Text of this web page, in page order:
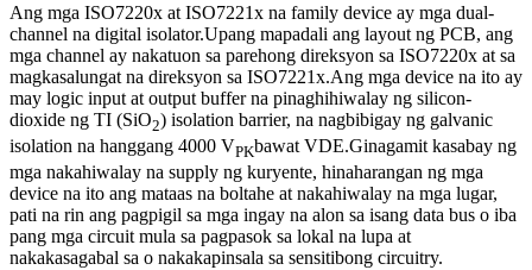
Ang mga ISO7220x at ISO7221x na family device ay mga dual-
channel na digital isolator.Upang mapadali ang layout ng PCB, ang
mga channel ay nakatuon sa parehong direksyon sa ISO7220x at sa
magkasalungat na direksyon sa ISO7221x.Ang mga device na ito ay
may logic input at output buffer na pinaghihiwalay ng silicon-
dioxide ng TI (SiO2) isolation barrier, na nagbibigay ng galvanic
isolation na hanggang 4000 VPKbawat VDE.Ginagamit kasabay ng
mga nakahiwalay na supply ng kuryente, hinaharangan ng mga
device na ito ang mataas na boltahe at nakahiwalay na mga lugar,
pati na rin ang pagpigil sa mga ingay na alon sa isang data bus o iba
pang mga circuit mula sa pagpasok sa lokal na lupa at
nakakasagabal sa o nakakapinsala sa sensitibong circuitry.